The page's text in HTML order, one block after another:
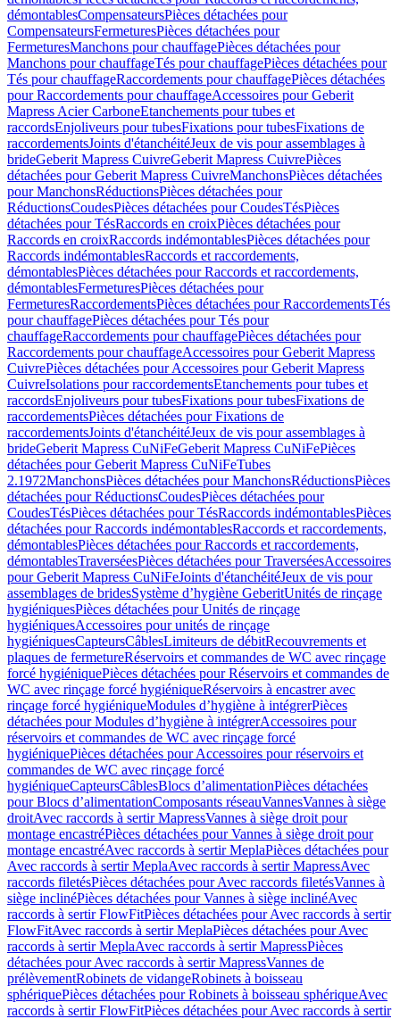
démontablesCompensateursPièces détachées pour
CompensateursFermeturesPièces détachées pour
FermeturesManchons pour chauffagePièces détachées pour
Manchons pour chauffageTés pour chauffagePièces détachées pour
Tés pour chauffageRaccordements pour chauffagePièces détachées
pour Raccordements pour chauffageAccessoires pour Geberit
Mapress Acier CarboneEtanchements pour tubes et
raccordsEnjoliveurs pour tubesFixations pour tubesFixations de
raccordementsJoints d'étanchéitéJeux de vis pour assemblages à
brideGeberit Mapress CuivreGeberit Mapress CuivrePièces
détachées pour Geberit Mapress CuivreManchonsPièces détachées
pour ManchonsRéductionsPièces détachées pour
RéductionsCoudesPièces détachées pour CoudesTésPièces
détachées pour TésRaccords en croixPièces détachées pour
Raccords en croixRaccords indémontablesPièces détachées pour
Raccords indémontablesRaccords et raccordements,
démontablesPièces détachées pour Raccords et raccordements,
démontablesFermeturesPièces détachées pour
FermeturesRaccordementsPièces détachées pour RaccordementsTés
pour chauffagePièces détachées pour Tés pour
chauffageRaccordements pour chauffagePièces détachées pour
Raccordements pour chauffageAccessoires pour Geberit Mapress
CuivrePièces détachées pour Accessoires pour Geberit Mapress
CuivreIsolations pour raccordementsEtanchements pour tubes et
raccordsEnjoliveurs pour tubesFixations pour tubesFixations de
raccordementsPièces détachées pour Fixations de
raccordementsJoints d'étanchéitéJeux de vis pour assemblages à
brideGeberit Mapress CuNiFeGeberit Mapress CuNiFePièces
détachées pour Geberit Mapress CuNiFeTubes
2.1972ManchonsPièces détachées pour ManchonsRéductionsPièces
détachées pour RéductionsCoudesPièces détachées pour
CoudesTésPièces détachées pour TésRaccords indémontablesPièces
détachées pour Raccords indémontablesRaccords et raccordements,
démontablesPièces détachées pour Raccords et raccordements,
démontablesTraverséesPièces détachées pour TraverséesAccessoires
pour Geberit Mapress CuNiFeJoints d'étanchéitéJeux de vis pour
assemblages de bridesSystème d’hygiène GeberitUnités de rinçage
hygiéniquesPièces détachées pour Unités de rinçage
hygiéniquesAccessoires pour unités de rinçage
hygiéniquesCapteursCâblesLimiteurs de débitRecouvrements et
plaques de fermetureRéservoirs et commandes de WC avec rinçage
forcé hygiéniquePièces détachées pour Réservoirs et commandes de
WC avec rinçage forcé hygiéniqueRéservoirs à encastrer avec
rinçage forcé hygiéniqueModules d’hygiène à intégrerPièces
détachées pour Modules d’hygiène à intégrerAccessoires pour
réservoirs et commandes de WC avec rinçage forcé
hygiéniquePièces détachées pour Accessoires pour réservoirs et
commandes de WC avec rinçage forcé
hygiéniqueCapteursCâblesBlocs d’alimentationPièces détachées
pour Blocs d’alimentationComposants réseauVannesVannes à siège
droitAvec raccords à sertir MapressVannes à siège droit pour
montage encastréPièces détachées pour Vannes à siège droit pour
montage encastréAvec raccords à sertir MeplaPièces détachées pour
Avec raccords à sertir MeplaAvec raccords à sertir MapressAvec
raccords filetésPièces détachées pour Avec raccords filetésVannes à
siège inclinéPièces détachées pour Vannes à siège inclinéAvec
raccords à sertir FlowFitPièces détachées pour Avec raccords à sertir
FlowFitAvec raccords à sertir MeplaPièces détachées pour Avec
raccords à sertir MeplaAvec raccords à sertir MapressPièces
détachées pour Avec raccords à sertir MapressVannes de
prélèvementRobinets de vidangeRobinets à boisseau
sphériquePièces détachées pour Robinets à boisseau sphériqueAvec
raccords à sertir FlowFitPièces détachées pour Avec raccords à sertir